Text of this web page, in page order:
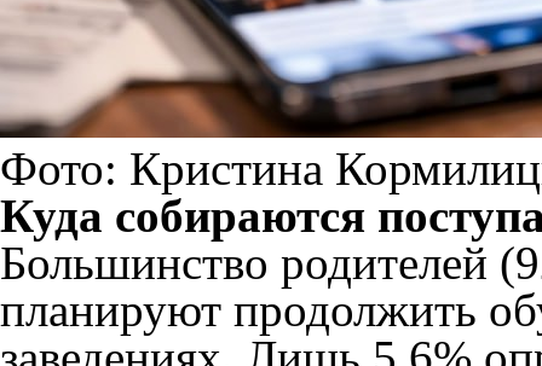
Фото: Кристина
Куда собираются
Большинство родителей
планируют продолжить